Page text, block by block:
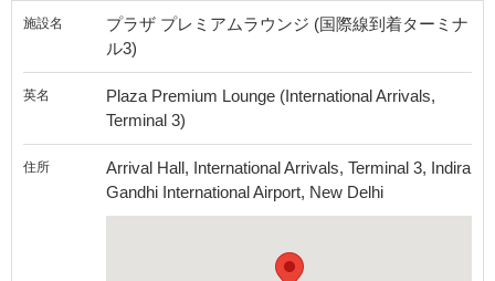
施設名
プラザ プレミアムラウンジ (国際線到着ターミナ
ル3)
英名
Plaza Premium Lounge (International Arrivals,
Terminal 3)
住所
Arrival Hall, International Arrivals, Terminal 3, Indira
Gandhi International Airport, New Delhi